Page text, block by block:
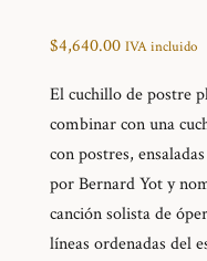
$4,640.00 IVA incluido
El cuchillo de postre
combinar con una
con postres,
por Bernard Yot y
canción solista de
líneas ordenadas del